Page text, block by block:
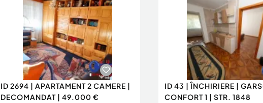
ID 2694 | APARTAMENT 2 CAMERE |
DECOMANDAT | 49.000 €
ID 43 | ÎNCHIRIERE |
CONFORT 1 | STR. 1848